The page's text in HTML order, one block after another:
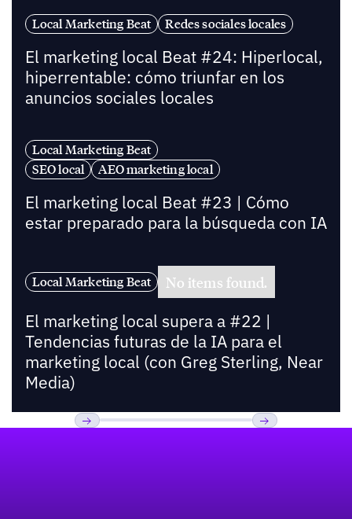
Local Marketing Beat Redes sociales locales
El marketing local Beat #24: Hiperlocal,
hiperrentable: cómo triunfar en los
anuncios sociales locales
Local Marketing Beat
SEO local
AEO marketing local
El marketing local Beat #23 | Cómo
estar preparado para la búsqueda con IA
Local Marketing Beat No items found.
El marketing local supera a #22 |
Tendencias futuras de la IA para el
marketing local (con Greg Sterling, Near
Media)